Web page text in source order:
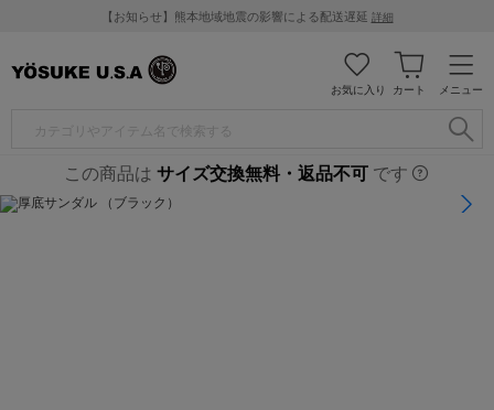
【お知らせ】熊本地域地震の影響による配送遅延 詳細
メニュー
カート
お気に入り
この商品は サイズ交換無料・返品不可 です
1/7